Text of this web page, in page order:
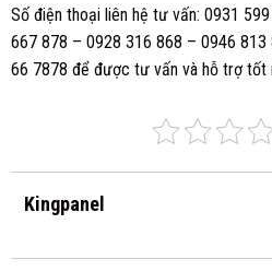
Số điện thoại liên hệ tư vấn: 0931
667 878 – 0928 316 868 – 0946
66 7878 để được tư vấn và hỗ trợ tốt
Kingpanel